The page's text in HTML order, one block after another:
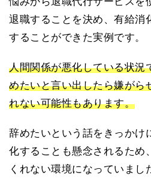
退職することを決め、有給消
することができた実例です。
人間関係が悪化している状況
めたいと言い出したら嫌がら
れない可能性もあります。
辞めたいという話をきっかけ
化することも懸念されるため
くれない環境になっていまし